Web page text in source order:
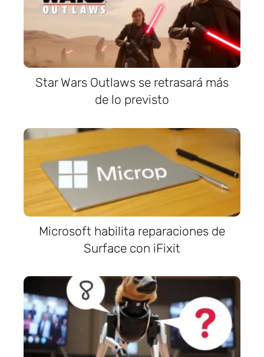
Star Wars Outlaws se retrasará más
de lo previsto
Microsoft habilita reparaciones de
Surface con iFixit